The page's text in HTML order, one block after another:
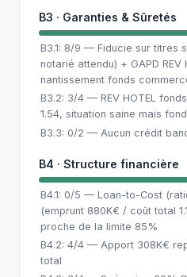
B3 · Garanties & Sûretés
B3.1: 8/9 — Fiducie sur titres
notarié attendu) + GAPD REV
nantissement fonds
B3.2: 3/4 — REV HOTEL
1.54, situation saine mais
B3.3: 0/2 — Aucun crédit
B4 · Structure financière
B4.1: 0/5 — Loan-to-Cost
(emprunt 880K€ / coût total
proche de la limite 85%
B4.2: 4/4 — Apport 308K€
total